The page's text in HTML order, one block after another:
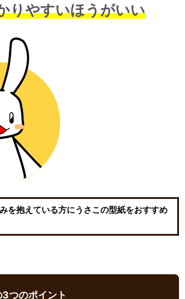
りやすいほうがいい
を抱えている方にうさこの型紙をおすすめ
つのポイント